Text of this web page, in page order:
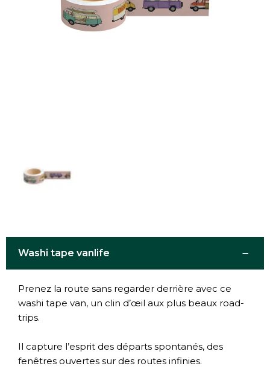
Washi tape vanlife −
Prenez la route sans regarder derrière avec ce
washi tape van, un clin d’œil aux plus beaux road-
trips.
Il capture l’esprit des départs spontanés, des
fenêtres ouvertes sur des routes infinies.